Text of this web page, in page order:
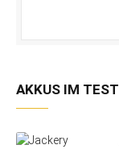
AKKUS IM TEST